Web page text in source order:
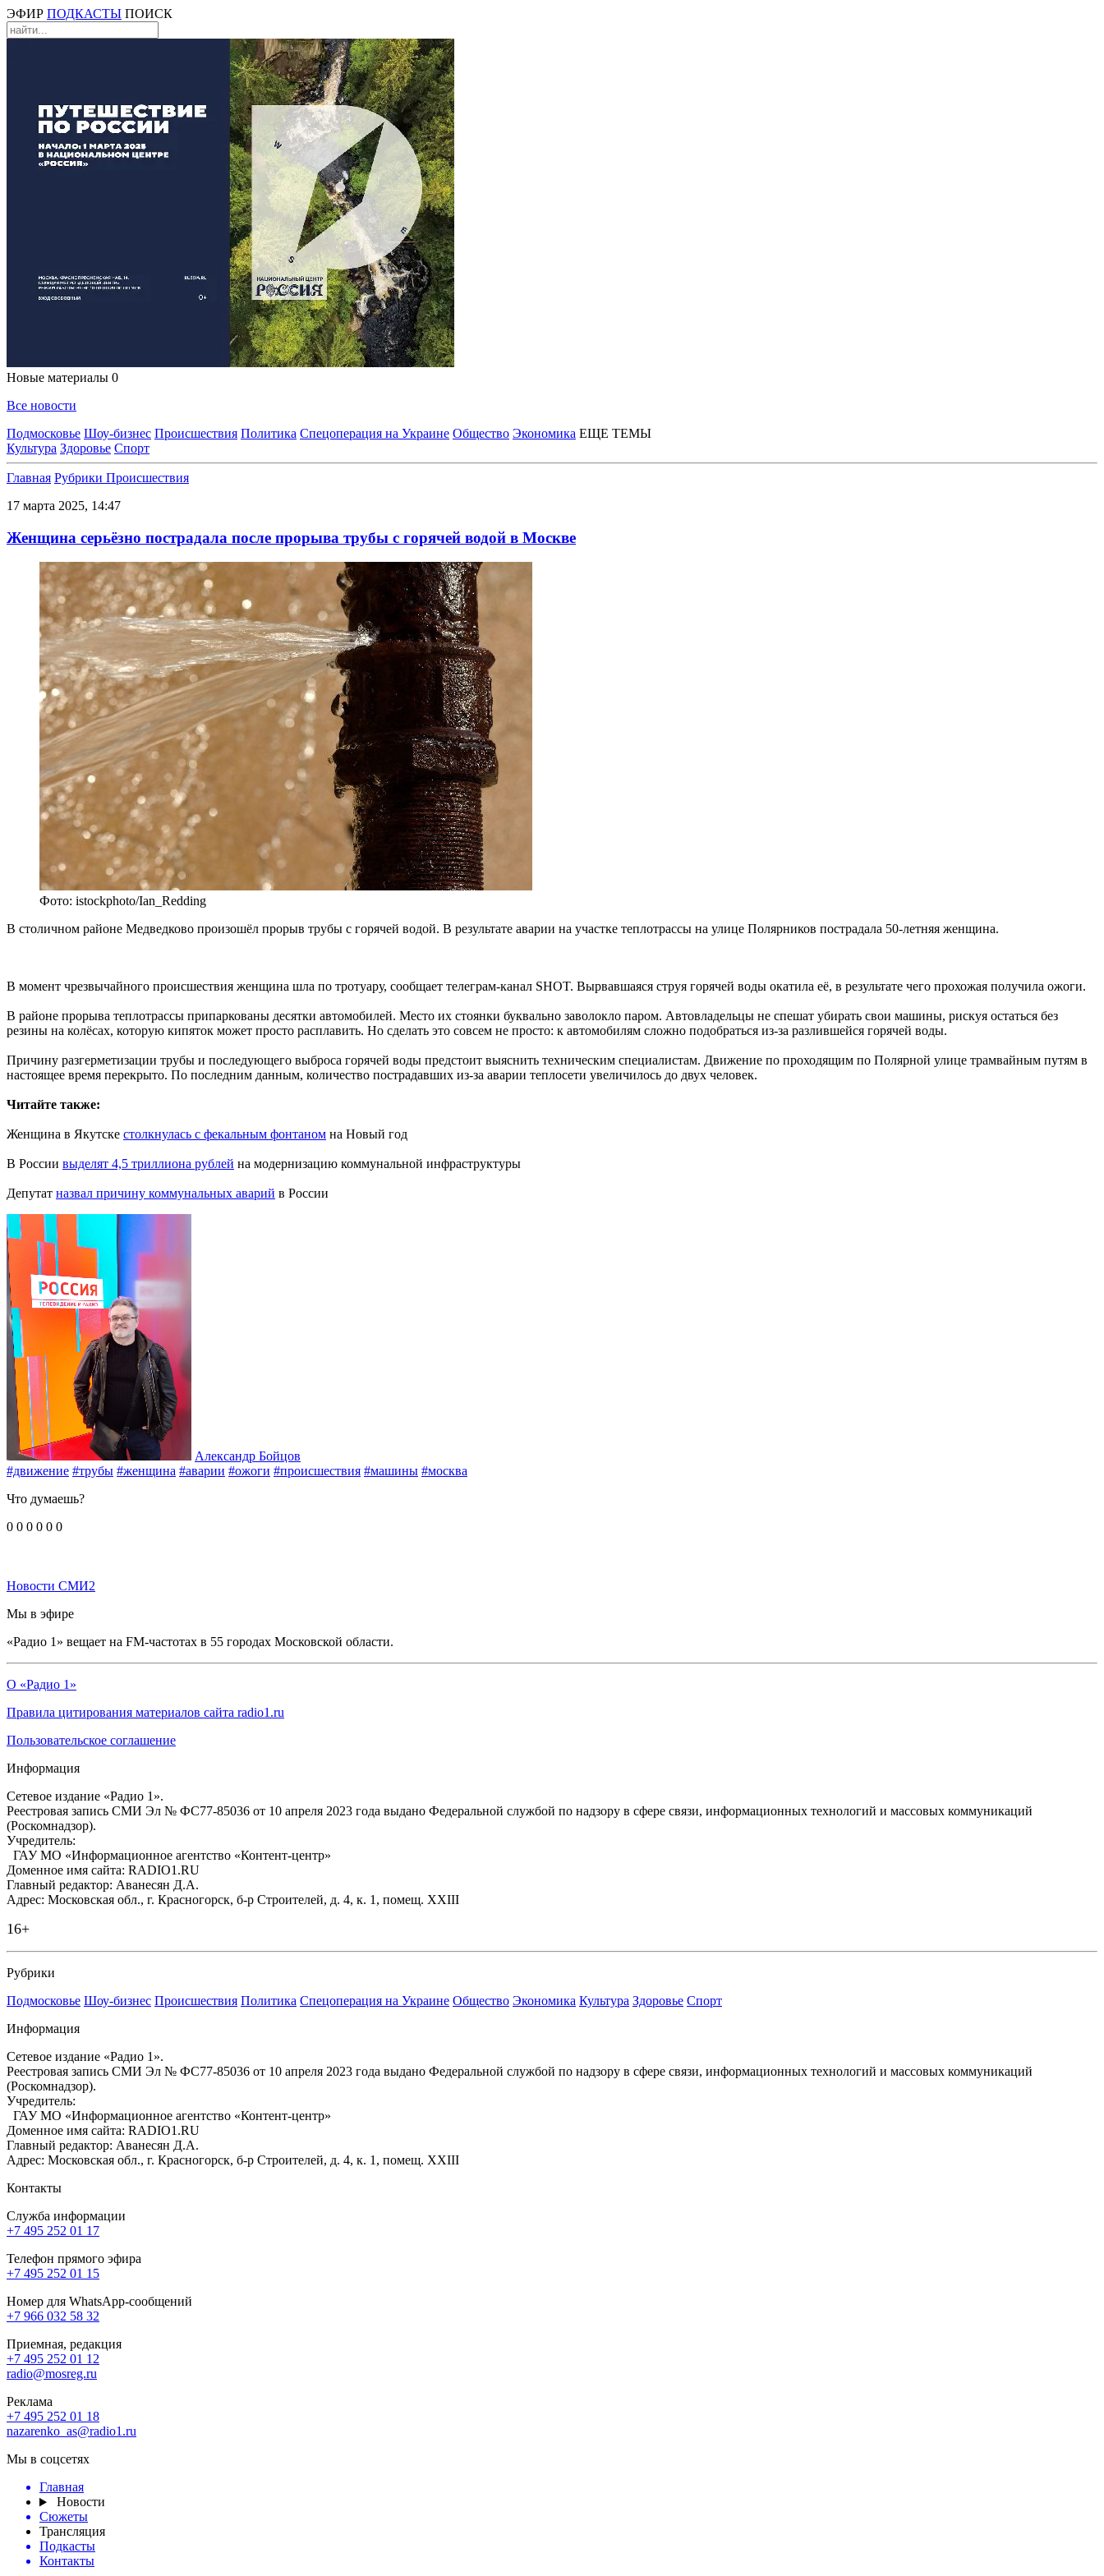
ЭФИР ПОДКАСТЫ ПОИСК
Новые материалы 0
Все новости
Подмосковье Шоу-бизнес Происшествия Политика Спецоперация на Украине Общество Экономика ЕЩЕ ТЕМЫ
Культура Здоровье Спорт
Главная Рубрики Происшествия
17 марта 2025, 14:47
Женщина серьёзно пострадала после прорыва трубы с горячей водой в Москве
Фото: istockphoto/Ian_Redding
В столичном районе Медведково произошёл прорыв трубы с горячей водой. В результате аварии на участке теплотрассы на улице Полярников пострадала 50-летняя женщина.
В момент чрезвычайного происшествия женщина шла по тротуару, сообщает телеграм-канал SHOT. Вырвавшаяся струя горячей воды окатила её, в результате чего прохожая получила ожоги.
В районе прорыва теплотрассы припаркованы десятки автомобилей. Место их стоянки буквально заволокло паром. Автовладельцы не спешат убирать свои машины, рискуя остаться без
резины на колёсах, которую кипяток может просто расплавить. Но сделать это совсем не просто: к автомобилям сложно подобраться из-за разлившейся горячей воды.
Причину разгерметизации трубы и последующего выброса горячей воды предстоит выяснить техническим специалистам. Движение по проходящим по Полярной улице трамвайным путям в
настоящее время перекрыто. По последним данным, количество пострадавших из-за аварии теплосети увеличилось до двух человек.
Читайте также:
Женщина в Якутске столкнулась с фекальным фонтаном на Новый год
В России выделят 4,5 триллиона рублей на модернизацию коммунальной инфраструктуры
Депутат назвал причину коммунальных аварий в России
Александр Бойцов
#движение #трубы #женщина #аварии #ожоги #происшествия #машины #москва
Что думаешь?
0 0 0 0 0 0
Новости СМИ2
Мы в эфире
«Радио 1» вещает на FM-частотах в 55 городах Московской области.
О «Радио 1»
Правила цитирования материалов сайта radio1.ru
Пользовательское соглашение
Информация
Сетевое издание «Радио 1».
Реестровая запись СМИ Эл № ФС77-85036 от 10 апреля 2023 года выдано Федеральной службой по надзору в сфере связи, информационных технологий и массовых коммуникаций
(Роскомнадзор).
Учредитель:
ГАУ МО «Информационное агентство «Контент-центр»
Доменное имя сайта: RADIO1.RU
Главный редактор: Аванесян Д.А.
Адрес: Московская обл., г. Красногорск, б-р Строителей, д. 4, к. 1, помещ. XXIII
16+
Рубрики
Подмосковье Шоу-бизнес Происшествия Политика Спецоперация на Украине Общество Экономика Культура Здоровье Спорт
Информация
Сетевое издание «Радио 1».
Реестровая запись СМИ Эл № ФС77-85036 от 10 апреля 2023 года выдано Федеральной службой по надзору в сфере связи, информационных технологий и массовых коммуникаций
(Роскомнадзор).
Учредитель:
ГАУ МО «Информационное агентство «Контент-центр»
Доменное имя сайта: RADIO1.RU
Главный редактор: Аванесян Д.А.
Адрес: Московская обл., г. Красногорск, б-р Строителей, д. 4, к. 1, помещ. XXIII
Контакты
Служба информации
+7 495 252 01 17
Телефон прямого эфира
+7 495 252 01 15
Номер для WhatsApp-сообщений
+7 966 032 58 32
Приемная, редакция
+7 495 252 01 12
radio@mosreg.ru
Реклама
+7 495 252 01 18
nazarenko_as@radio1.ru
Мы в соцсетях
Главная
Новости
Сюжеты
Трансляция
Подкасты
Контакты